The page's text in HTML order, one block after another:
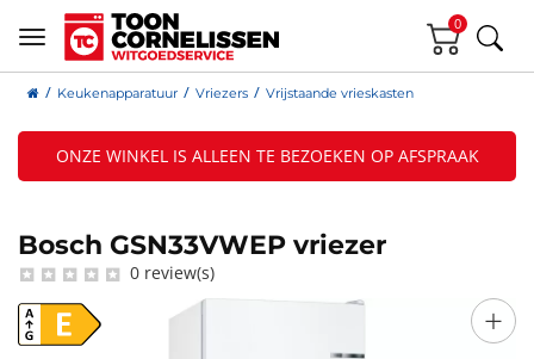
0
Keukenapparatuur Vriezers Vrijstaande vrieskasten
ONZE WINKEL IS ALLEEN TE BEZOEKEN OP AFSPRAAK
Bosch GSN33VWEP vriezer
0 review(s)
+